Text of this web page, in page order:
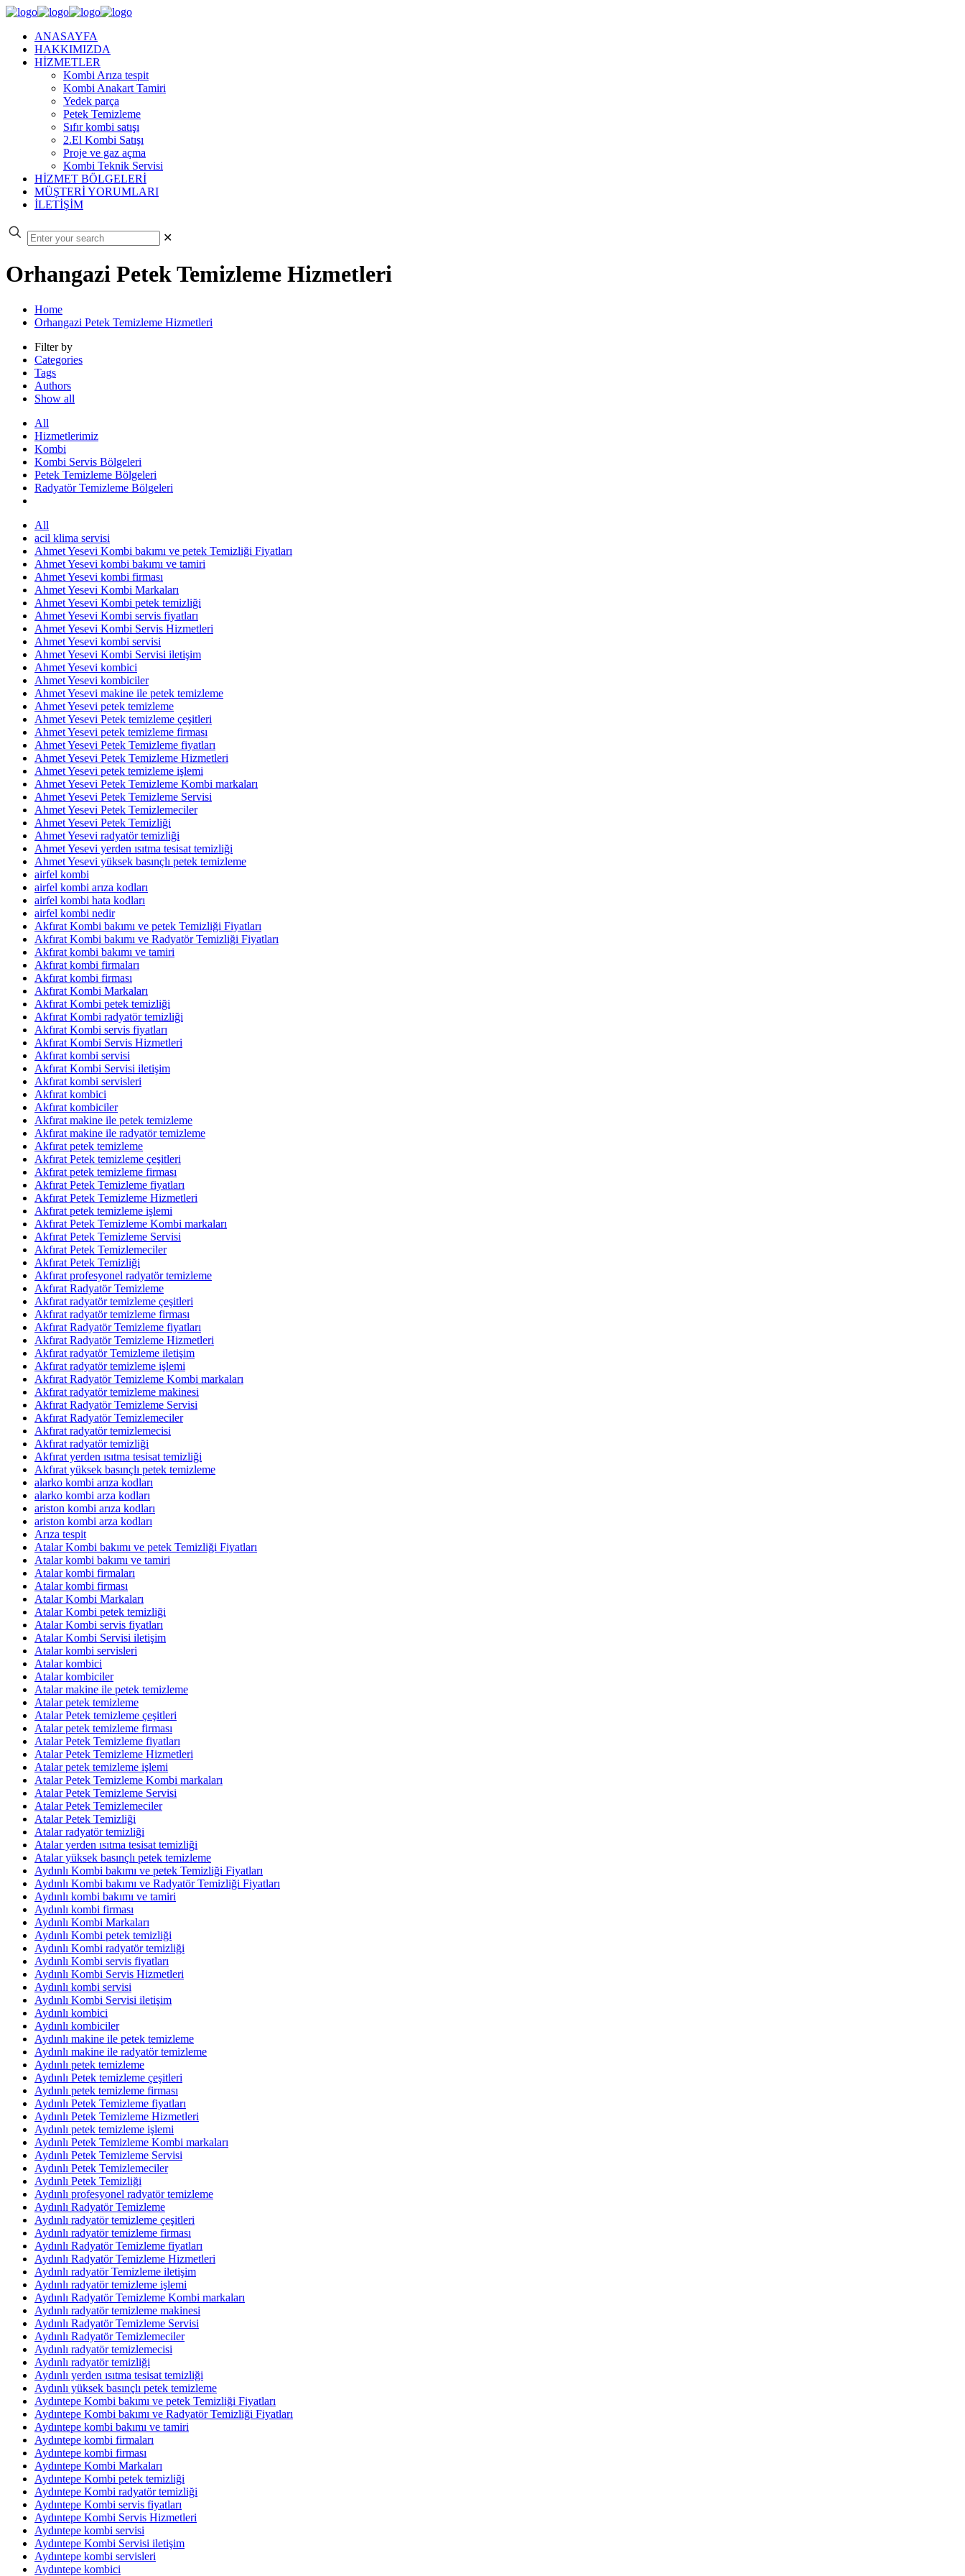
ANASAYFA
HAKKIMIZDA
HİZMETLER
Kombi Arıza tespit
Kombi Anakart Tamiri
Yedek parça
Petek Temizleme
Sıfır kombi satışı
2.El Kombi Satışı
Proje ve gaz açma
Kombi Teknik Servisi
HİZMET BÖLGELERİ
MÜŞTERİ YORUMLARI
İLETİŞİM
✕
Orhangazi Petek Temizleme Hizmetleri
Home
Orhangazi Petek Temizleme Hizmetleri
Filter by
Categories
Tags
Authors
Show all
All
Hizmetlerimiz
Kombi
Kombi Servis Bölgeleri
Petek Temizleme Bölgeleri
Radyatör Temizleme Bölgeleri
All
acil klima servisi
Ahmet Yesevi Kombi bakımı ve petek Temizliği Fiyatları
Ahmet Yesevi kombi bakımı ve tamiri
Ahmet Yesevi kombi firması
Ahmet Yesevi Kombi Markaları
Ahmet Yesevi Kombi petek temizliği
Ahmet Yesevi Kombi servis fiyatları
Ahmet Yesevi Kombi Servis Hizmetleri
Ahmet Yesevi kombi servisi
Ahmet Yesevi Kombi Servisi iletişim
Ahmet Yesevi kombici
Ahmet Yesevi kombiciler
Ahmet Yesevi makine ile petek temizleme
Ahmet Yesevi petek temizleme
Ahmet Yesevi Petek temizleme çeşitleri
Ahmet Yesevi petek temizleme firması
Ahmet Yesevi Petek Temizleme fiyatları
Ahmet Yesevi Petek Temizleme Hizmetleri
Ahmet Yesevi petek temizleme işlemi
Ahmet Yesevi Petek Temizleme Kombi markaları
Ahmet Yesevi Petek Temizleme Servisi
Ahmet Yesevi Petek Temizlemeciler
Ahmet Yesevi Petek Temizliği
Ahmet Yesevi radyatör temizliği
Ahmet Yesevi yerden ısıtma tesisat temizliği
Ahmet Yesevi yüksek basınçlı petek temizleme
airfel kombi
airfel kombi arıza kodları
airfel kombi hata kodları
airfel kombi nedir
Akfırat Kombi bakımı ve petek Temizliği Fiyatları
Akfırat Kombi bakımı ve Radyatör Temizliği Fiyatları
Akfırat kombi bakımı ve tamiri
Akfırat kombi firmaları
Akfırat kombi firması
Akfırat Kombi Markaları
Akfırat Kombi petek temizliği
Akfırat Kombi radyatör temizliği
Akfırat Kombi servis fiyatları
Akfırat Kombi Servis Hizmetleri
Akfırat kombi servisi
Akfırat Kombi Servisi iletişim
Akfırat kombi servisleri
Akfırat kombici
Akfırat kombiciler
Akfırat makine ile petek temizleme
Akfırat makine ile radyatör temizleme
Akfırat petek temizleme
Akfırat Petek temizleme çeşitleri
Akfırat petek temizleme firması
Akfırat Petek Temizleme fiyatları
Akfırat Petek Temizleme Hizmetleri
Akfırat petek temizleme işlemi
Akfırat Petek Temizleme Kombi markaları
Akfırat Petek Temizleme Servisi
Akfırat Petek Temizlemeciler
Akfırat Petek Temizliği
Akfırat profesyonel radyatör temizleme
Akfırat Radyatör Temizleme
Akfırat radyatör temizleme çeşitleri
Akfırat radyatör temizleme firması
Akfırat Radyatör Temizleme fiyatları
Akfırat Radyatör Temizleme Hizmetleri
Akfırat radyatör Temizleme iletişim
Akfırat radyatör temizleme işlemi
Akfırat Radyatör Temizleme Kombi markaları
Akfırat radyatör temizleme makinesi
Akfırat Radyatör Temizleme Servisi
Akfırat Radyatör Temizlemeciler
Akfırat radyatör temizlemecisi
Akfırat radyatör temizliği
Akfırat yerden ısıtma tesisat temizliği
Akfırat yüksek basınçlı petek temizleme
alarko kombi arıza kodları
alarko kombi arza kodları
ariston kombi arıza kodları
ariston kombi arza kodları
Arıza tespit
Atalar Kombi bakımı ve petek Temizliği Fiyatları
Atalar kombi bakımı ve tamiri
Atalar kombi firmaları
Atalar kombi firması
Atalar Kombi Markaları
Atalar Kombi petek temizliği
Atalar Kombi servis fiyatları
Atalar Kombi Servisi iletişim
Atalar kombi servisleri
Atalar kombici
Atalar kombiciler
Atalar makine ile petek temizleme
Atalar petek temizleme
Atalar Petek temizleme çeşitleri
Atalar petek temizleme firması
Atalar Petek Temizleme fiyatları
Atalar Petek Temizleme Hizmetleri
Atalar petek temizleme işlemi
Atalar Petek Temizleme Kombi markaları
Atalar Petek Temizleme Servisi
Atalar Petek Temizlemeciler
Atalar Petek Temizliği
Atalar radyatör temizliği
Atalar yerden ısıtma tesisat temizliği
Atalar yüksek basınçlı petek temizleme
Aydınlı Kombi bakımı ve petek Temizliği Fiyatları
Aydınlı Kombi bakımı ve Radyatör Temizliği Fiyatları
Aydınlı kombi bakımı ve tamiri
Aydınlı kombi firması
Aydınlı Kombi Markaları
Aydınlı Kombi petek temizliği
Aydınlı Kombi radyatör temizliği
Aydınlı Kombi servis fiyatları
Aydınlı Kombi Servis Hizmetleri
Aydınlı kombi servisi
Aydınlı Kombi Servisi iletişim
Aydınlı kombici
Aydınlı kombiciler
Aydınlı makine ile petek temizleme
Aydınlı makine ile radyatör temizleme
Aydınlı petek temizleme
Aydınlı Petek temizleme çeşitleri
Aydınlı petek temizleme firması
Aydınlı Petek Temizleme fiyatları
Aydınlı Petek Temizleme Hizmetleri
Aydınlı petek temizleme işlemi
Aydınlı Petek Temizleme Kombi markaları
Aydınlı Petek Temizleme Servisi
Aydınlı Petek Temizlemeciler
Aydınlı Petek Temizliği
Aydınlı profesyonel radyatör temizleme
Aydınlı Radyatör Temizleme
Aydınlı radyatör temizleme çeşitleri
Aydınlı radyatör temizleme firması
Aydınlı Radyatör Temizleme fiyatları
Aydınlı Radyatör Temizleme Hizmetleri
Aydınlı radyatör Temizleme iletişim
Aydınlı radyatör temizleme işlemi
Aydınlı Radyatör Temizleme Kombi markaları
Aydınlı radyatör temizleme makinesi
Aydınlı Radyatör Temizleme Servisi
Aydınlı Radyatör Temizlemeciler
Aydınlı radyatör temizlemecisi
Aydınlı radyatör temizliği
Aydınlı yerden ısıtma tesisat temizliği
Aydınlı yüksek basınçlı petek temizleme
Aydıntepe Kombi bakımı ve petek Temizliği Fiyatları
Aydıntepe Kombi bakımı ve Radyatör Temizliği Fiyatları
Aydıntepe kombi bakımı ve tamiri
Aydıntepe kombi firmaları
Aydıntepe kombi firması
Aydıntepe Kombi Markaları
Aydıntepe Kombi petek temizliği
Aydıntepe Kombi radyatör temizliği
Aydıntepe Kombi servis fiyatları
Aydıntepe Kombi Servis Hizmetleri
Aydıntepe kombi servisi
Aydıntepe Kombi Servisi iletişim
Aydıntepe kombi servisleri
Aydıntepe kombici